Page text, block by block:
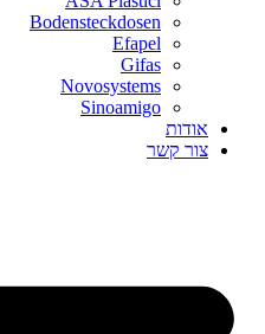
Bodensteckdosen
Efapel
Gifas
Novosystems
Sinoamigo
אודות
צור קשר